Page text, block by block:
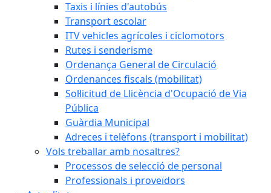
Taxis i línies d'autobús
Transport escolar
ITV vehicles agrícoles i ciclomotors
Rutes i senderisme
Ordenança General de Circulació
Ordenances fiscals (mobilitat)
Sol·licitud de Llicència d'Ocupació de Via
Pública
Guàrdia Municipal
Adreces i telèfons (transport i mobilitat)
Vols treballar amb nosaltres?
Processos de selecció de personal
Professionals i proveïdors